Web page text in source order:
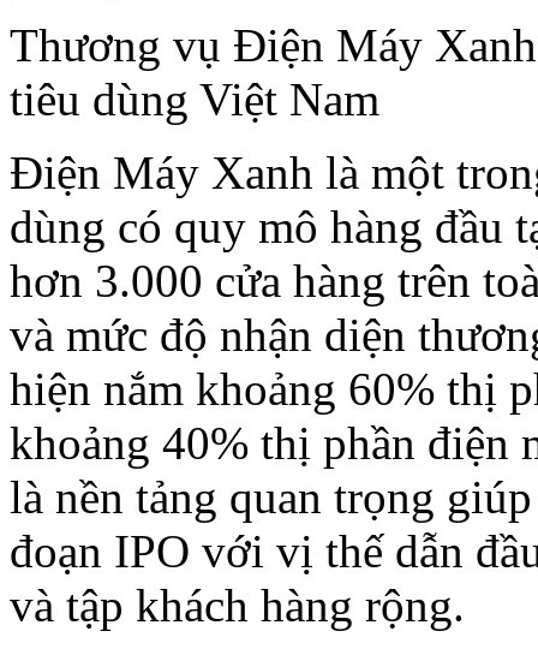
Thương vụ Điện Máy
tiêu dùng Việt Nam
Điện Máy Xanh là một
dùng có quy mô hàng đầu
hơn 3.000 cửa hàng trên
và mức độ nhận diện
hiện nắm khoảng 60% thị
khoảng 40% thị phần điện
là nền tảng quan trọng
đoạn IPO với vị thế dẫn
và tập khách hàng rộng.